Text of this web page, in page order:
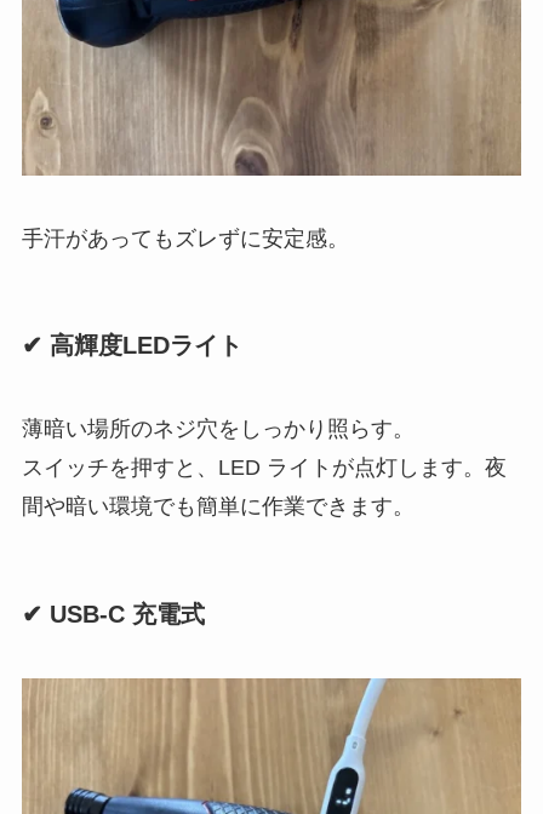
手汗があってもズレずに安定感。
✔ 高輝度LEDライト
薄暗い場所のネジ穴をしっかり照らす。
スイッチを押すと、LED ライトが点灯します。夜
間や暗い環境でも簡単に作業できます。
✔ USB-C 充電式